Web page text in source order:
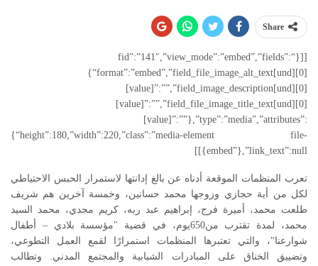
Share
[[{“fid”:”141″,”view_mode”:”embed”,”fields”:
{“format”:”embed”,”field_file_image_alt_text[und][0]
[value]”:””,”field_image_description[und][0]
[value]”:””,”field_file_image_title_text[und][0]
[value]”:””},”type”:”media”,”attributes”:
{“height”:180,”width”:220,”class”:”media-element file-
embed”},”link_text”:null}]]
تعرب المنظمات الموقعة أدناه عن بالغ إدانتها لاستمرار الحبس الاحتياطي
لكل من أية حجازي وزوجها محمد حسانين، وخمسة آخرين هم شريف
طلعت محمد، أميرة فرج، إبراهيم عبد ربه، كريم مجدي، محمد السيد
محمد، لمدة تقترب من650يوم، في قضية "مؤسسة بلادي – أطفال
شوارعنا"، والتي تعتبرها المنظمات استمرارًا لقمع العمل التطوعي،
وتضييق الخناق على المبادرات الشبابية والمجتمع المدني. وتطالب